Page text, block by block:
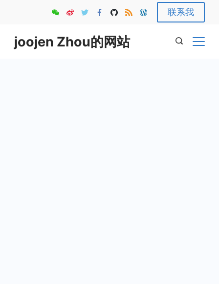
content
联系我
joojen Zhou的网站